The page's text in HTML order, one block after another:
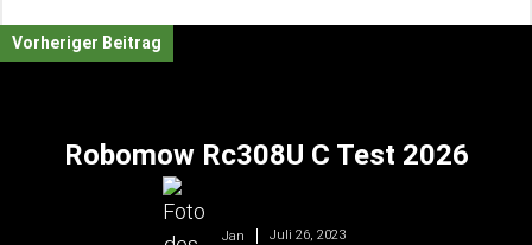
Vorheriger Beitrag
Robomow Rc308U C Test 2026
Jan Juli 26, 2023